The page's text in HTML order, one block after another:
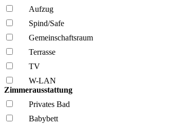
Aufzug
Spind/Safe
Gemeinschafts­raum
Terrasse
TV
W-LAN
Zimmerausstattung
Privates Bad
Babybett